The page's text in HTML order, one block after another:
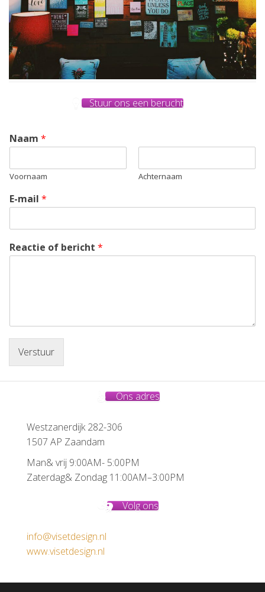
Stuur ons een berucht
Naam *
Voornaam Achternaam
E-mail *
Reactie of bericht *
Verstuur
Ons adres
Westzanerdijk 282-306
1507 AP Zaandam
Man& vrij 9:00AM- 5:00PM
Zaterdag& Zondag 11:00AM–3:00PM
Volg ons
info@visetdesign.nl
www.visetdesign.nl